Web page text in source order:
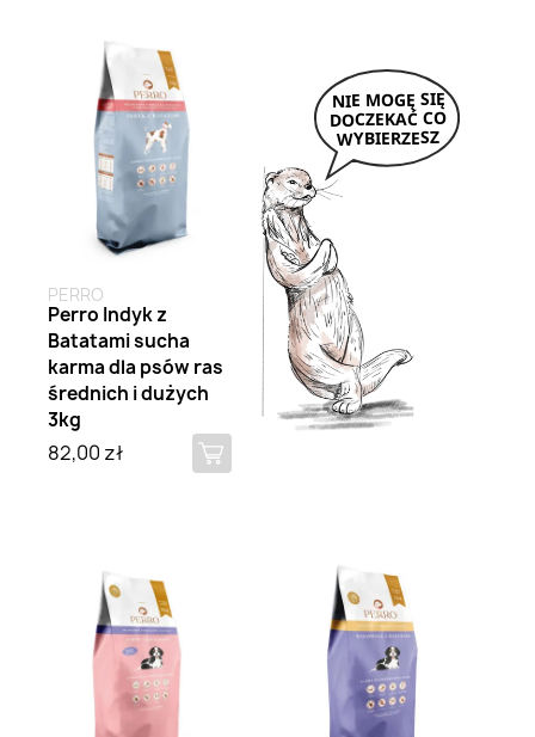
PERRO
Perro Indyk z
Batatami sucha
karma dla psów ras
średnich i dużych
3kg
82,00 zł